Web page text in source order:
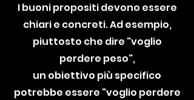
I buoni propositi devono essere
chiari e concreti. Ad esempio,
piuttosto che dire "voglio
perdere peso",
un obiettivo più specifico
potrebbe essere "voglio perdere